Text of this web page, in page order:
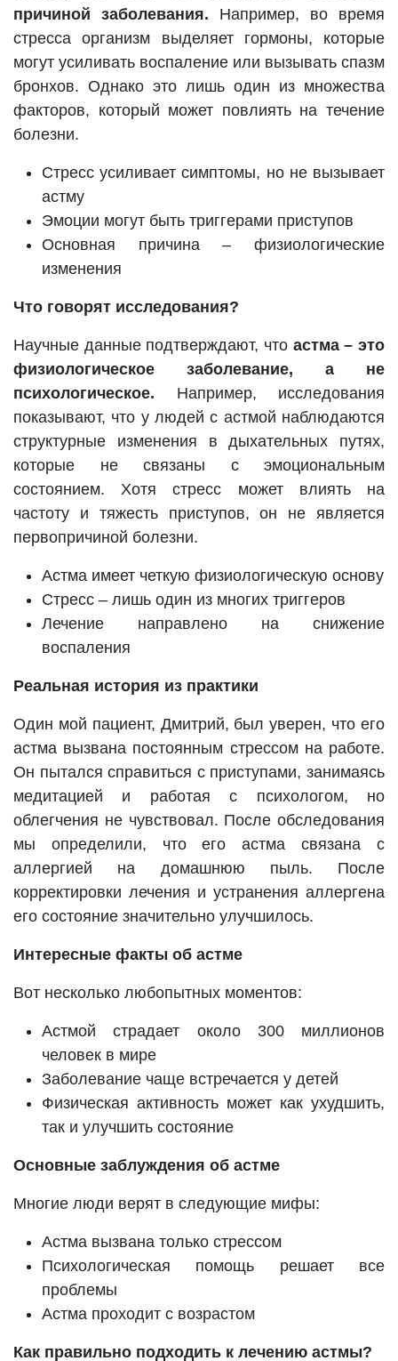
причиной заболевания. Например, во время
стресса организм выделяет гормоны, которые
могут усиливать воспаление или вызывать спазм
бронхов. Однако это лишь один из множества
факторов, который может повлиять на течение
болезни.
Стресс усиливает симптомы, но не вызывает
астму
Эмоции могут быть триггерами приступов
Основная причина – физиологические
изменения
Что говорят исследования?
Научные данные подтверждают, что астма – это
физиологическое заболевание, а не
психологическое. Например, исследования
показывают, что у людей с астмой наблюдаются
структурные изменения в дыхательных путях,
которые не связаны с эмоциональным
состоянием. Хотя стресс может влиять на
частоту и тяжесть приступов, он не является
первопричиной болезни.
Астма имеет четкую физиологическую основу
Стресс – лишь один из многих триггеров
Лечение направлено на снижение
воспаления
Реальная история из практики
Один мой пациент, Дмитрий, был уверен, что его
астма вызвана постоянным стрессом на работе.
Он пытался справиться с приступами, занимаясь
медитацией и работая с психологом, но
облегчения не чувствовал. После обследования
мы определили, что его астма связана с
аллергией на домашнюю пыль. После
корректировки лечения и устранения аллергена
его состояние значительно улучшилось.
Интересные факты об астме
Вот несколько любопытных моментов:
Астмой страдает около 300 миллионов
человек в мире
Заболевание чаще встречается у детей
Физическая активность может как ухудшить,
так и улучшить состояние
Основные заблуждения об астме
Многие люди верят в следующие мифы:
Астма вызвана только стрессом
Психологическая помощь решает все
проблемы
Астма проходит с возрастом
Как правильно подходить к лечению астмы?